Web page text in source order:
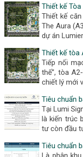
Thiết kế Tòa
Thiết kế
The Aura
dự án
Thiết kế tòa
Tiếp nối
thế”, tòa
chiết lý mới
Tiêu chuẩn
Tại Lumi
là kiến trúc
tư còn đầu
Tiêu chuẩn